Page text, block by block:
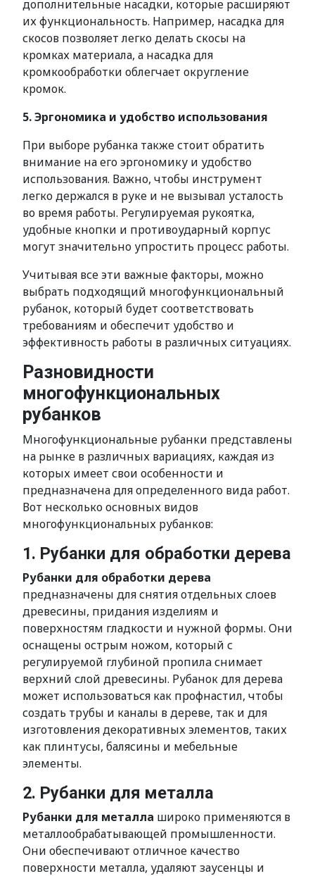
дополнительные насадки, которые расширяют
их функциональность. Например, насадка для
скосов позволяет легко делать скосы на
кромках материала, а насадка для
кромкообработки облегчает округление
кромок.
5. Эргономика и удобство использования
При выборе рубанка также стоит обратить
внимание на его эргономику и удобство
использования. Важно, чтобы инструмент
легко держался в руке и не вызывал усталость
во время работы. Регулируемая рукоятка,
удобные кнопки и противоударный корпус
могут значительно упростить процесс работы.
Учитывая все эти важные факторы, можно
выбрать подходящий многофункциональный
рубанок, который будет соответствовать
требованиям и обеспечит удобство и
эффективность работы в различных ситуациях.
Разновидности
многофункциональных
рубанков
Многофункциональные рубанки представлены
на рынке в различных вариациях, каждая из
которых имеет свои особенности и
предназначена для определенного вида работ.
Вот несколько основных видов
многофункциональных рубанков:
1. Рубанки для обработки дерева
Рубанки для обработки дерева
предназначены для снятия отдельных слоев
древесины, придания изделиям и
поверхностям гладкости и нужной формы. Они
оснащены острым ножом, который с
регулируемой глубиной пропилa снимает
верхний слой древесины. Рубанок для дерева
может использоваться как профнастил, чтобы
создать трубы и каналы в дереве, так и для
изготовления декоративных элементов, таких
как плинтусы, балясины и мебельные
элементы.
2. Рубанки для металла
Рубанки для металла широко применяются в
металлообрабатывающей промышленности.
Они обеспечивают отличное качество
поверхности металла, удаляют заусенцы и